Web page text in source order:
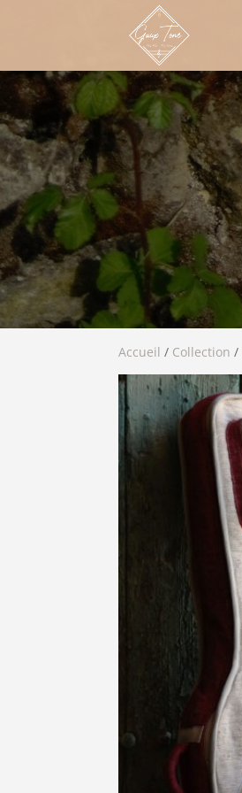
Accueil / Collection /